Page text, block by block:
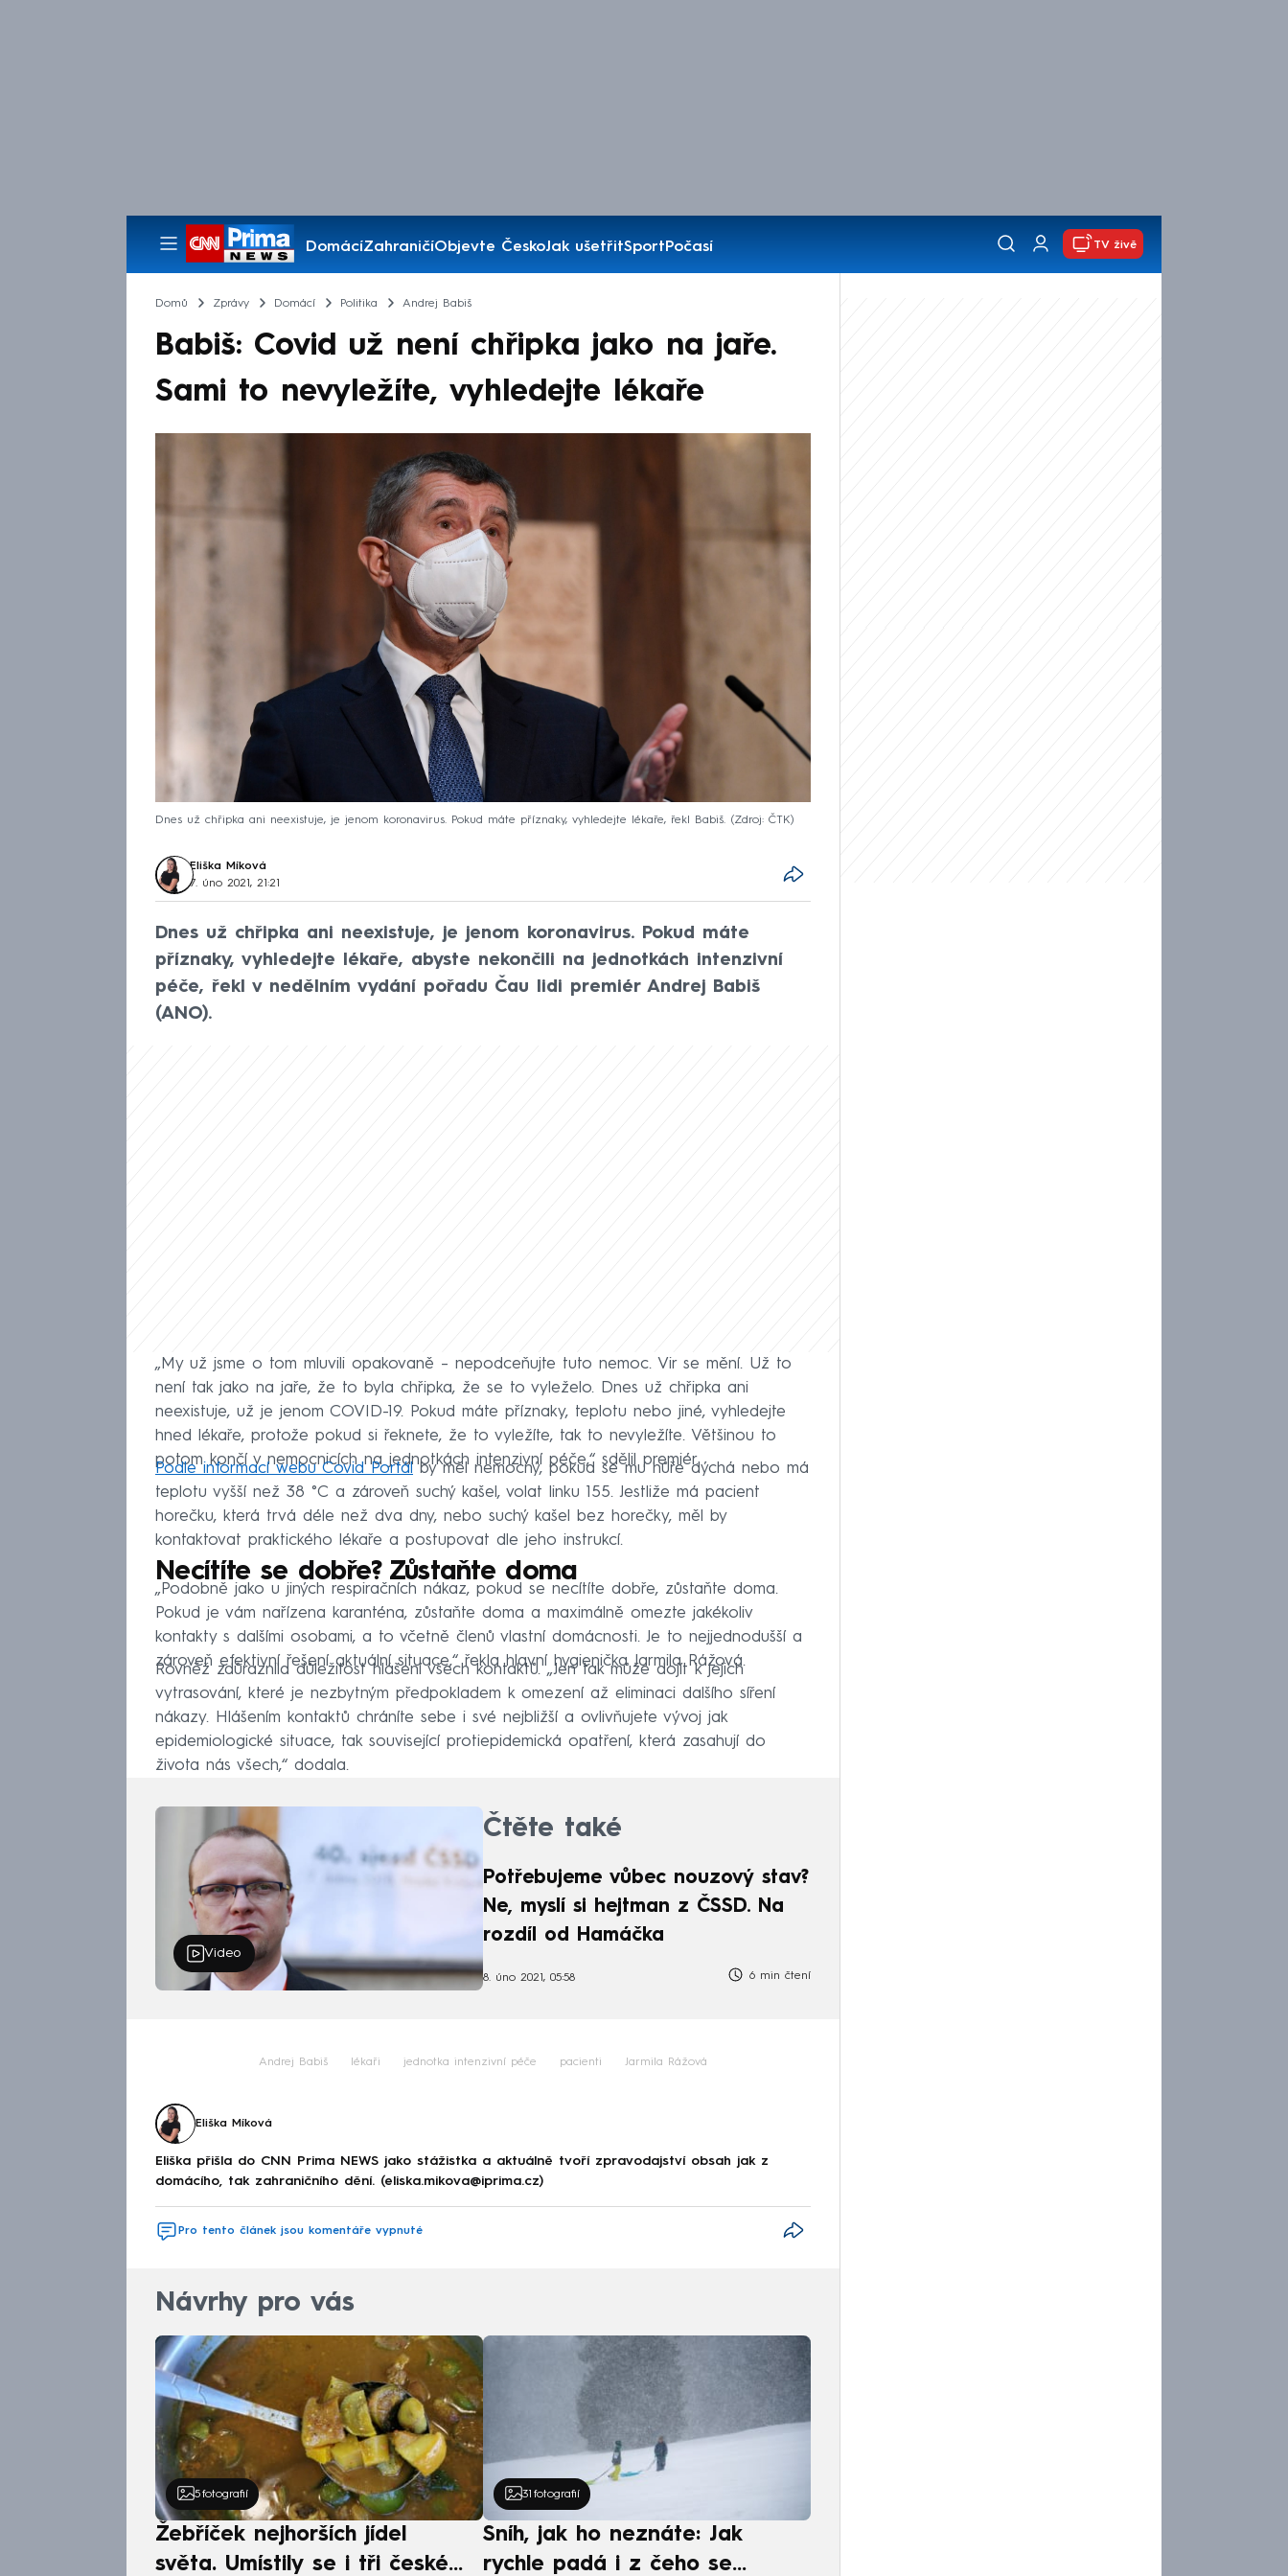
DomácíZahraničíObjevte ČeskoJak ušetřitSportPočasí
Pořady
TV živě
Domů Zprávy Domácí Politika Andrej Babiš
Babiš: Covid už není chřipka jako na jaře.
Sami to nevyležíte, vyhledejte lékaře
Dnes už chřipka ani neexistuje, je jenom koronavirus. Pokud máte příznaky, vyhledejte lékaře, řekl Babiš. Zdroj: ČTK
Eliška Míková
7. úno 2021, 21:21
Dnes už chřipka ani neexistuje, je jenom koronavirus. Pokud máte
příznaky, vyhledejte lékaře, abyste nekončili na jednotkách intenzivní
péče, řekl v nedělním vydání pořadu Čau lidi premiér Andrej Babiš
(ANO).
„My už jsme o tom mluvili opakovaně – nepodceňujte tuto nemoc. Vir se mění. Už to
není tak jako na jaře, že to byla chřipka, že se to vyleželo. Dnes už chřipka ani
neexistuje, už je jenom COVID-19. Pokud máte příznaky, teplotu nebo jiné, vyhledejte
hned lékaře, protože pokud si řeknete, že to vyležíte, tak to nevyležíte. Většinou to
potom končí v nemocnicích na jednotkách intenzivní péče,“ sdělil premiér.
Podle informací webu Covid Portál by měl nemocný, pokud se mu hůře dýchá nebo má
teplotu vyšší než 38 °C a zároveň suchý kašel, volat linku 155. Jestliže má pacient
horečku, která trvá déle než dva dny, nebo suchý kašel bez horečky, měl by
kontaktovat praktického lékaře a postupovat dle jeho instrukcí.
Necítíte se dobře? Zůstaňte doma
„Podobně jako u jiných respiračních nákaz, pokud se necítíte dobře, zůstaňte doma.
Pokud je vám nařízena karanténa, zůstaňte doma a maximálně omezte jakékoliv
kontakty s dalšími osobami, a to včetně členů vlastní domácnosti. Je to nejjednodušší a
zároveň efektivní řešení aktuální situace,“ řekla hlavní hygienička Jarmila Rážová.
Rovněž zdůraznila důležitost hlášení všech kontaktů. „Jen tak může dojít k jejich
vytrasování, které je nezbytným předpokladem k omezení až eliminaci dalšího síření
nákazy. Hlášením kontaktů chráníte sebe i své nejbližší a ovlivňujete vývoj jak
epidemiologické situace, tak související protiepidemická opatření, která zasahují do
života nás všech,“ dodala.
Video
Čtěte také
Potřebujeme vůbec nouzový stav?
Ne, myslí si hejtman z ČSSD. Na
rozdíl od Hamáčka
8. úno 2021, 05:58 6 min čtení
Andrej Babiš lékaři jednotka intenzivní péče pacienti Jarmila Rážová
Eliška Míková
Eliška přišla do CNN Prima NEWS jako stážistka a aktuálně tvoří zpravodajství obsah jak z
domácího, tak zahraničního dění. (eliska.mikova@iprima.cz)
Pro tento článek jsou komentáře vypnuté
Návrhy pro vás
5 fotografií
Žebříček nejhorších jídel
světa. Umístily se i tři české
31 fotografií
Sníh, jak ho neznáte: Jak
rychle padá i z čeho se